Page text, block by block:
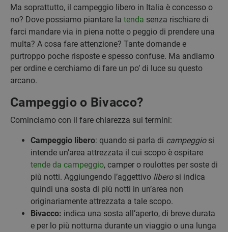
Ma soprattutto, il campeggio libero in Italia è concesso o
no? Dove possiamo piantare la tenda senza rischiare di
farci mandare via in piena notte o peggio di prendere una
multa? A cosa fare attenzione? Tante domande e
purtroppo poche risposte e spesso confuse. Ma andiamo
per ordine e cerchiamo di fare un po’ di luce su questo
arcano.
Campeggio o Bivacco?
Cominciamo con il fare chiarezza sui termini:
Campeggio libero: quando si parla di campeggiosi
intende un’area attrezzata il cui scopo è ospitare
tende da campeggio, camper o roulottes per soste di
più notti. Aggiungendo l’aggettivo libero si indica
quindi una sosta di più notti in un’area non
originariamente attrezzata a tale scopo.
Bivacco: indica una sosta all’aperto, di breve durata
e per lo più notturna durante un viaggio o una lunga